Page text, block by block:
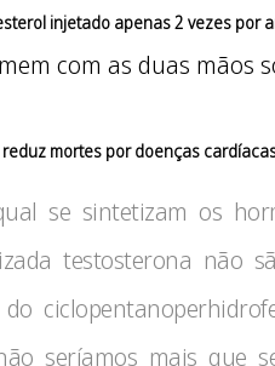
injetado apenas 2 vezes por
mortes por doenças
se sintetizam os
testosterona não
seríamos mais que